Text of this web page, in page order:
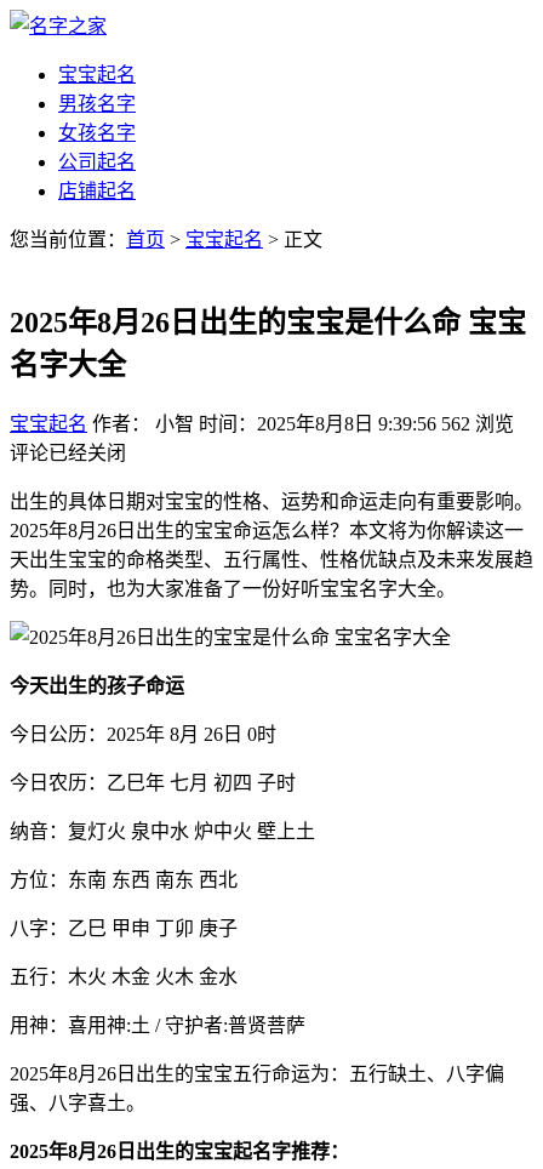
宝宝起名
男孩名字
女孩名字
公司起名
店铺起名
您当前位置： 首页 > 宝宝起名 > 正文
2025年8月26日出生的宝宝是什么命 宝宝
名字大全
宝宝起名 作者： 小智 时间：2025年8月8日 9:39:56 562 浏览
评论已经关闭
出生的具体日期对宝宝的性格、运势和命运走向有重要影响。
2025年8月26日出生的宝宝命运怎么样？本文将为你解读这一
天出生宝宝的命格类型、五行属性、性格优缺点及未来发展趋
势。同时，也为大家准备了一份好听宝宝名字大全。
今天出生的孩子命运
今日公历：2025年 8月 26日 0时
今日农历：乙巳年 七月 初四 子时
纳音：复灯火 泉中水 炉中火 壁上土
方位：东南 东西 南东 西北
八字：乙巳 甲申 丁卯 庚子
五行：木火 木金 火木 金水
用神：喜用神:土 / 守护者:普贤菩萨
2025年8月26日出生的宝宝五行命运为：五行缺土、八字偏
强、八字喜土。
2025年8月26日出生的宝宝起名字推荐：